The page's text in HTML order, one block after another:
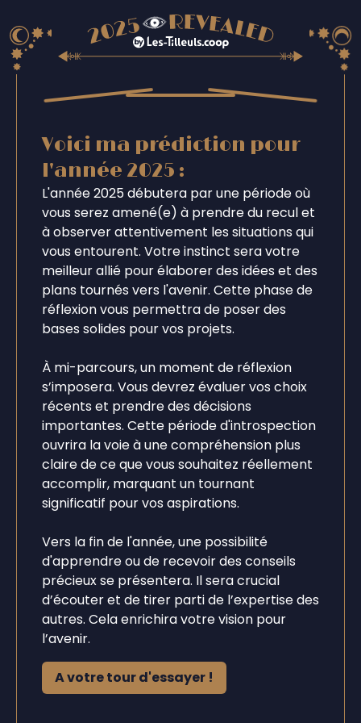
Voici ma prédiction pour
l'année 2025 :
L'année 2025 débutera par une période où
vous serez amené(e) à prendre du recul et
à observer attentivement les situations qui
vous entourent. Votre instinct sera votre
meilleur allié pour élaborer des idées et des
plans tournés vers l'avenir. Cette phase de
réflexion vous permettra de poser des
bases solides pour vos projets.
À mi-parcours, un moment de réflexion
s’imposera. Vous devrez évaluer vos choix
récents et prendre des décisions
importantes. Cette période d'introspection
ouvrira la voie à une compréhension plus
claire de ce que vous souhaitez réellement
accomplir, marquant un tournant
significatif pour vos aspirations.
Vers la fin de l'année, une possibilité
d'apprendre ou de recevoir des conseils
précieux se présentera. Il sera crucial
d’écouter et de tirer parti de l’expertise des
autres. Cela enrichira votre vision pour
l’avenir.
A votre tour d'essayer !